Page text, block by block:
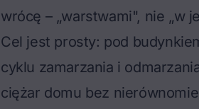
wrócę – „warstwami", nie „w
Cel jest prosty: pod
cyklu zamarzania i
ciężar domu bez